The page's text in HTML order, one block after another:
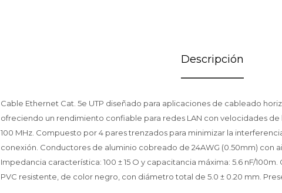
Descripción
Cable Ethernet Cat. 5e UTP diseñado para aplicaciones de cableado
ofreciendo un rendimiento confiable para redes LAN con velocidades de
100 MHz. Compuesto por 4 pares trenzados para minimizar la
conexión. Conductores de aluminio cobreado de 24AWG (0.50mm) con
Impedancia característica: 100 ± 15 O y capacitancia máxima: 5.6 nF/
PVC resistente, de color negro, con diámetro total de 5.0 ± 0.20 mm.